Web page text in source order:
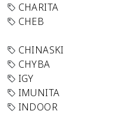
CHARITA
CHEB
CHINASKI
CHYBA
IGY
IMUNITA
INDOOR